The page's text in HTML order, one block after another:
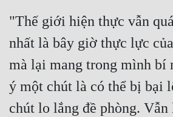
"Thế giới hiện thực vẫn
nhất là bây giờ thực lực
mà lại mang trong mình bí
ý một chút là có thể bị bại
chút lo lắng đề phòng. Vẫn